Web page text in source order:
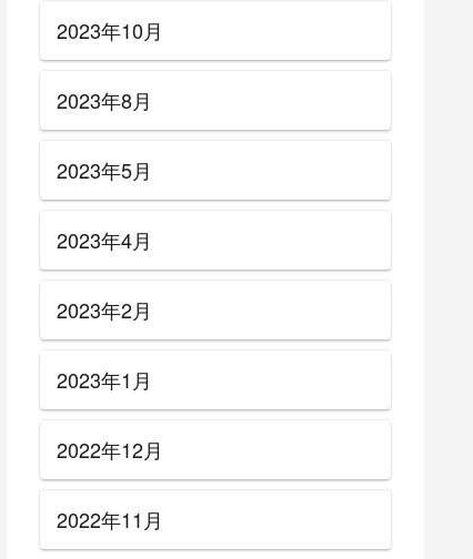
2023年10月
2023年8月
2023年5月
2023年4月
2023年2月
2023年1月
2022年12月
2022年11月